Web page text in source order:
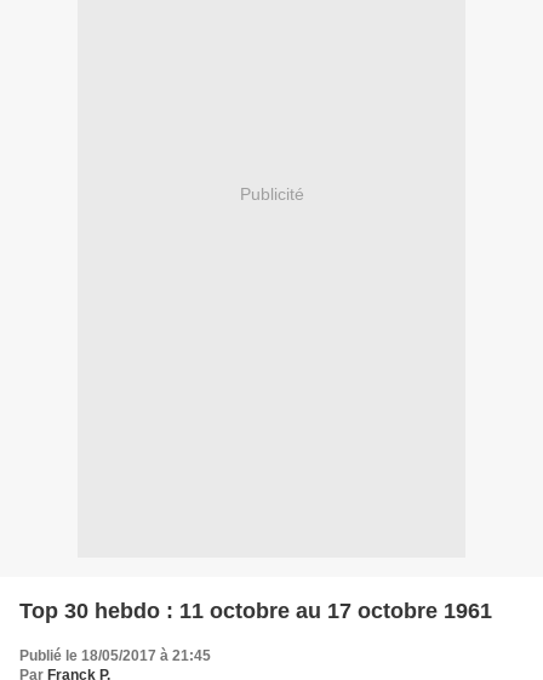
Publicité
Top 30 hebdo : 11 octobre au 17 octobre 1961
Publié le 18/05/2017 à 21:45
Par Franck P.